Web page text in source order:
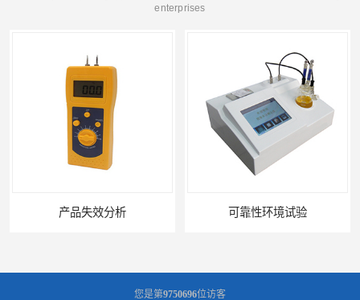
enterprises
可靠性环境试验
您是第9750696位访客